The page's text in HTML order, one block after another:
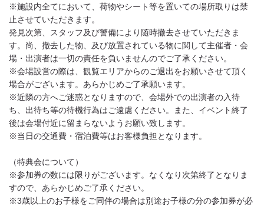
※施設内全てにおいて、荷物やシート等を置いての場所取りは禁
止させていただきます。
発見次第、スタッフ及び警備により随時撤去させていただきま
す。尚、撤去した物、及び放置されている物に関して主催者・会
場・出演者は一切の責任を負いませんのでご了承ください。
※会場設営の際は、観覧エリアからのご退出をお願いさせて頂く
場合がございます。あらかじめご了承願います。
※近隣の方へご迷惑となりますので、会場外での出演者の入待
ち、出待ち等の待機行為はご遠慮ください。また、イベント終了
後は会場付近に留まらないようお願い致します。
※当日の交通費・宿泊費等はお客様負担となります。
（特典会について）
※参加券の数には限りがございます。なくなり次第終了となりま
すので、あらかじめご了承ください。
※3歳以上のお子様をご同伴の場合は別途お子様の分の参加券が必